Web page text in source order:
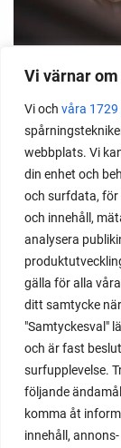
Vi värnar
Vi och våra
webbplats. Vi
din enhet och
och surfdata, för
och innehåll,
analysera
gälla för alla
ditt samtycke
"Samtyckesval"
och är fast
surfupplevelse.
följande
komma åt
innehåll,